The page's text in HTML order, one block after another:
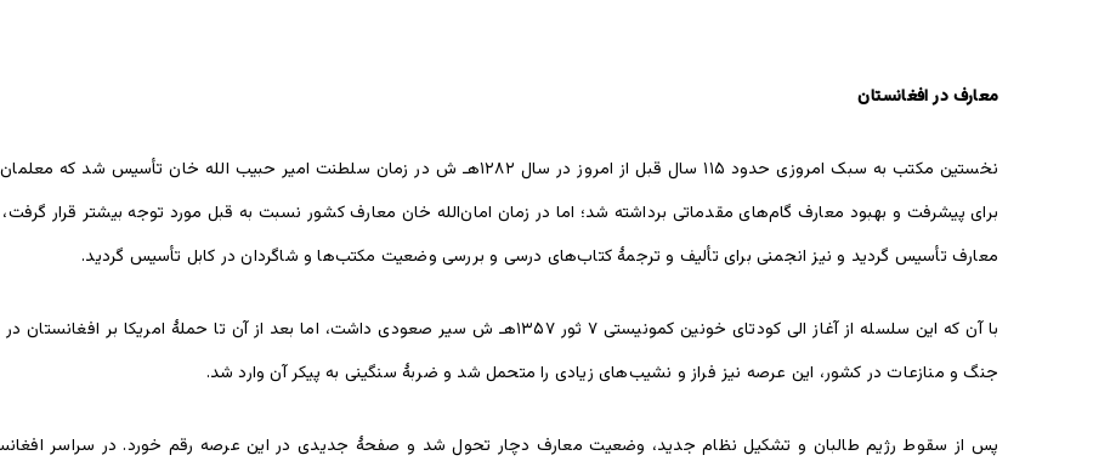
معارفدرافغانستان
نخستین مکتب به سبک امروزی حدود ۱۱۵ سال قبل از امروز در سال ۱۲۸۲هـ ش در زمان سلطنت امیر
برای پیشرفت و بهبود معارف گام‌های مقدماتی برداشته شد؛ اما در زمان امان‌الله خان معارف کشور نسبت به قبل مورد توجه بیشتر قرار
معارف تأسیس گردید و نیز انجمنی برای تألیف و ترجمۀ کتاب‌های درسی و بررسی وضعیت مکتب‌ها و شاگردان در کابل تأسیس گردید.
جنگ و منازعات در کشور، این عرصه نیز فراز و نشیب‌های زیادی را متحمل شد و ضربۀ سنگینی به پیکر آن وارد شد.
پس از سقوط رژیم طالبان و تشکیل نظام جدید، وضعیت معارف دچار تحول شد و صفحۀ جدیدی در این عرصه رقم خورد. در سراسر